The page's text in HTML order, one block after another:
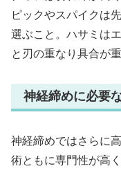
ピックやスパイクは
選ぶこと。ハサミは
と刃の重なり具合が重
神経締めに必要
神経締めではさらに
術ともに専門性が高